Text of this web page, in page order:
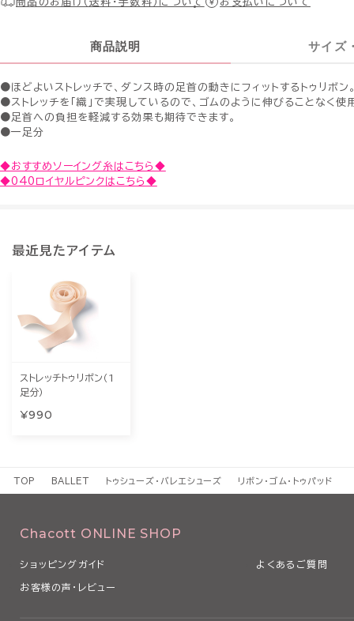
商品説明 サイズ
●ほどよいストレッチで、ダンス時の足首の動きにフィットするトゥリボン
●ストレッチを「織」で実現しているので、ゴムのように伸びることなく使
●足首への負担を軽減する効果も期待できます。
●一足分
◆おすすめソーイング糸はこちら◆
◆040ロイヤルピンクはこちら◆
最近見たアイテム
ストレッチトゥリボン（1
足分）
¥990
TOP BALLET トゥシューズ・バレエシューズ リボン・ゴム・トゥパッド
Chacott ONLINE SHOP
ショッピングガイド よくあるご質問
お客様の声・レビュー